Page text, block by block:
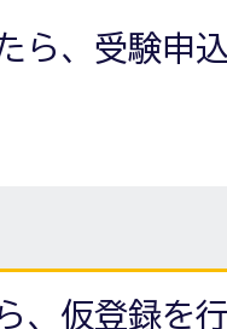
ら、受験申
、仮登録を